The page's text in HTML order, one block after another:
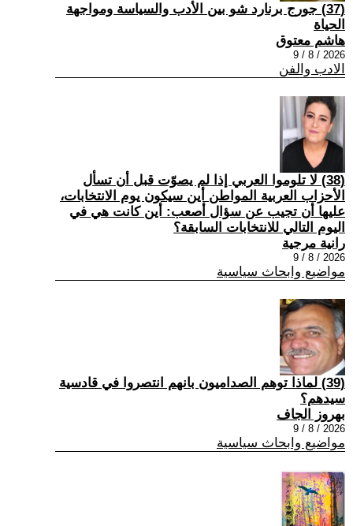
(37) جورج برنارد شو بين الأدب والسياسة ومواجهة
الحياة
هاشم معتوق
2026 / 8 / 9
الادب والفن
(38) لا تلوموا العربي إذا لم يصوّت قبل أن تسأل
الأحزاب العربية المواطن أين سيكون يوم الانتخابات،
عليها أن تجيب عن سؤال أصعب: أين كانت هي في
اليوم التالي للانتخابات السابقة؟
رانية مرجية
2026 / 8 / 9
مواضيع وابحاث سياسية
(39) ‏لماذا توهم الصداميون بانهم انتصروا في قادسية
سيدهم؟
بهروز الجاف
2026 / 8 / 9
مواضيع وابحاث سياسية